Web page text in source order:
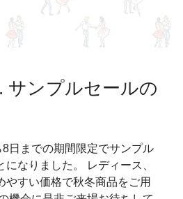
サンプルセールの
日までの期間限定でサンプル
なりました。 レディース、
やすい価格で秋冬商品をご用